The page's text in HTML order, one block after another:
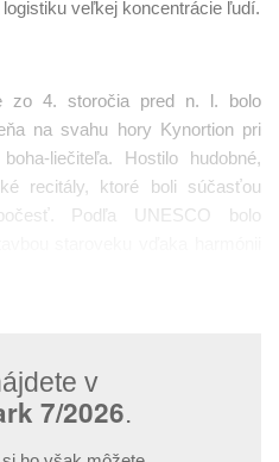
veľkej koncentrácie ľudí.
zo 4. storočia pred n. l. bolo
na svahu hory Kynortion pri
liečiteľa. Hostilo hudobné,
recitály, ktoré boli súčasťou
Podľa UNESCO bolo
v
7/2026.